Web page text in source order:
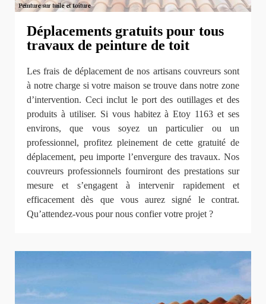
Déplacements gratuits pour tous
travaux de peinture de toit
Les frais de déplacement de nos artisans couvreurs sont
à notre charge si votre maison se trouve dans notre zone
d’intervention. Ceci inclut le port des outillages et des
produits à utiliser. Si vous habitez à Etoy 1163 et ses
environs, que vous soyez un particulier ou un
professionnel, profitez pleinement de cette gratuité de
déplacement, peu importe l’envergure des travaux. Nos
couvreurs professionnels fourniront des prestations sur
mesure et s’engagent à intervenir rapidement et
efficacement dès que vous aurez signé le contrat.
Qu’attendez-vous pour nous confier votre projet ?